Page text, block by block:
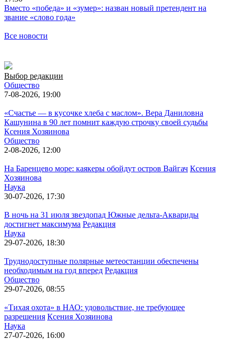
Вместо «победа» и «зумер»: назван новый претендент на
звание «слово года»
Все новости
Выбор редакции
Общество
7-08-2026, 19:00
«Счастье — в кусочке хлеба с маслом». Вера Даниловна
Кашунина в 90 лет помнит каждую строчку своей судьбы
Ксения Хозяинова
Общество
2-08-2026, 12:00
На Баренцево море: каякеры обойдут остров Вайгач Ксения
Хозяинова
Наука
30-07-2026, 17:30
В ночь на 31 июля звездопад Южные дельта-Аквариды
достигнет максимума Редакция
Наука
29-07-2026, 18:30
Труднодоступные полярные метеостанции обеспечены
необходимым на год вперед Редакция
Общество
29-07-2026, 08:55
«Тихая охота» в НАО: удовольствие, не требующее
разрешения Ксения Хозяинова
Наука
27-07-2026, 16:00